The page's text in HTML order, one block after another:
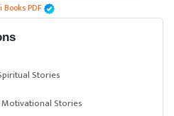
PDF
Stories
Stories